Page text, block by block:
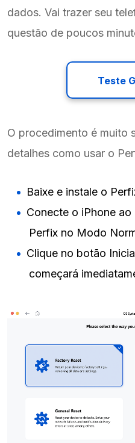
dados. Vai trazer seu
questão de poucos
Teste
O procedimento é muito
detalhes como usar o
Baixe e instale o
Conecte o iPhone
Perfix no Modo
Clique no botão
começará